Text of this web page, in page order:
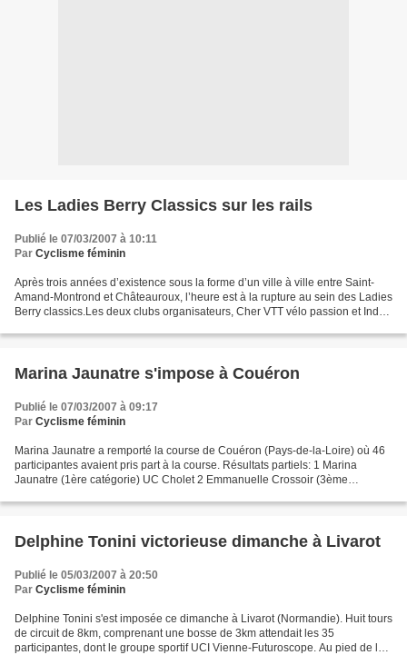
Les Ladies Berry Classics sur les rails
Publié le 07/03/2007 à 10:11
Par Cyclisme féminin
Après trois années d’existence sous la forme d’un ville à ville entre Saint-
Amand-Montrond et Châteauroux, l’heure est à la rupture au sein des Ladies
Berry classics.Les deux clubs organisateurs, Cher VTT vélo passion et Indre
Marina Jaunatre s'impose à Couéron
Publié le 07/03/2007 à 09:17
Par Cyclisme féminin
Marina Jaunatre a remporté la course de Couéron (Pays-de-la-Loire) où 46
participantes avaient pris part à la course. Résultats partiels: 1 Marina
Jaunatre (1ère catégorie) UC Cholet 2 Emmanuelle Crossoir (3ème
Delphine Tonini victorieuse dimanche à Livarot
Publié le 05/03/2007 à 20:50
Par Cyclisme féminin
Delphine Tonini s'est imposée ce dimanche à Livarot (Normandie). Huit tours
de circuit de 8km, comprenant une bosse de 3km attendait les 35
participantes, dont le groupe sportif UCI Vienne-Futuroscope. Au pied de la